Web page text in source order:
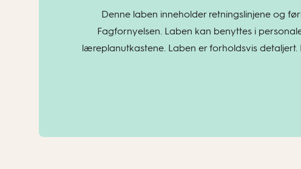
Denne laben inneholder retningslinjene og
Fagfornyelsen. Laben kan benyttes i
læreplanutkastene. Laben er forholdsvis